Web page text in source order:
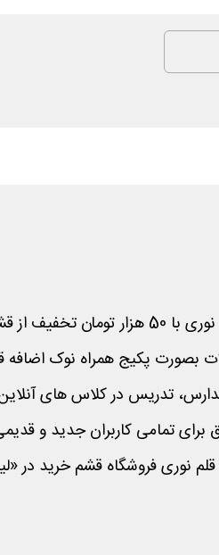
از قشم خرید
بصورت پکیج همراه نوک اضافه
تدریس در کلاس های
تمامی کاربران جدید و
نوری فروشگاه قشم خرید در